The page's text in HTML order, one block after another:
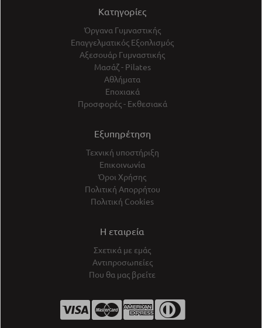
Κατηγορίες
Όργανα Γυμναστικής
Επαγγελματικός Εξοπλισμός
Αξεσουάρ Γυμναστικής
Μασάζ - Pilates
Αθλήματα
Εποχιακά
Προσφορές - Εκθεσιακά
Εξυπηρέτηση
Τεχνική υποστήριξη
Επικοινωνία
Όροι Χρήσης
Πολιτική Απορρήτου
Πολιτική Cookies
Η εταιρεία
Σχετικά με εμάς
Αντιπροσωπείες
Που θα μας βρείτε